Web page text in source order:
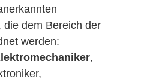
die dem Bereich der
werden:
,